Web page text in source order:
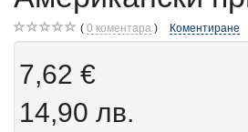
0 коментара Коментиране
7,62 €
14,90 лв.